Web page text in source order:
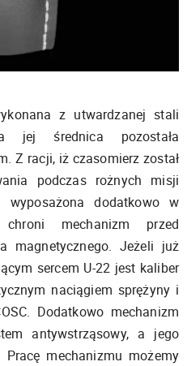
z utwardzanej stali
jej średnica pozostała
Z racji, iż czasomierz został
podczas rożnych misji
wyposażona dodatkowo w
mechanizm przed
magnetycznego. Jeżeli już
sercem U-22 jest kaliber
naciągiem sprężyny i
Dodatkowo mechanizm
antywstrząsowy, a jego
mechanizmu możemy